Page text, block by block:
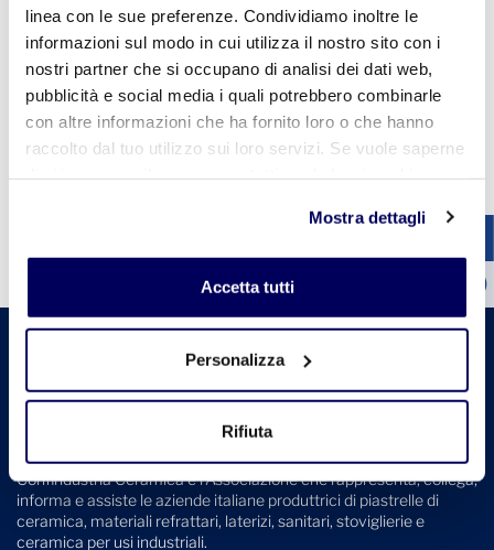
linea con le sue preferenze. Condividiamo inoltre le
informazioni sul modo in cui utilizza il nostro sito con i
nostri partner che si occupano di analisi dei dati web,
pubblicità e social media i quali potrebbero combinarle
con altre informazioni che ha fornito loro o che hanno
raccolto dal tuo utilizzo sui loro servizi. Se vuole saperne
sul tasto "Accetta tutti". Se non vuole i cookie di
profilazione può negare il consenso sul tasto "Rifiuta".
Mostra dettagli
Accetta tutti
Personalizza
Rifiuta
Prossimi Eventi
Vedi tutti gli eventi
Confindustria Ceramica è l'Associazione che rappresenta, collega,
informa e assiste le aziende italiane produttrici di piastrelle di
ceramica, materiali refrattari, laterizi, sanitari, stoviglierie e
ceramica per usi industriali.